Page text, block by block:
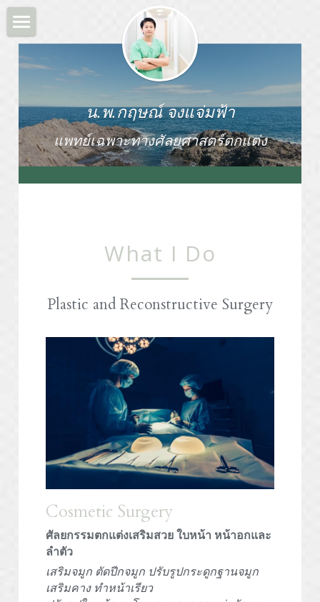
น.พ.กฤษณ์ จงแจ่มฟ้า
แพทย์เฉพาะทางศัลยศาสตร์ตกแต่ง
About Me
What I do
ความรู้ทั่วไป
ศัลยกรรมความงาม
Gallery
What I Do
Plastic and Reconstructive Surgery
Cosmetic Surgery
ศัลยกรรมตกแต่งเสริมสวย ใบหน้า หน้าอกและ
ลำตัว
เสริมจมูก ตัดปีกจมูก ปรับรูปกระดูกฐานจมูก
เสริมคาง ทำหน้าเรียว
BLOG CATEGORIES
General
Breast
Face